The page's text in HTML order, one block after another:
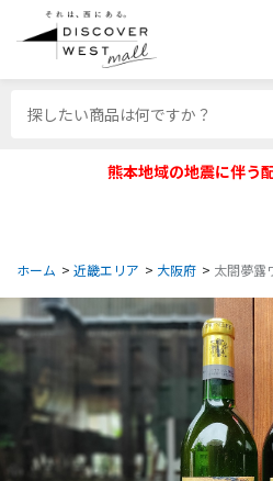
熊本地域の地震に伴う
ホーム > 近畿エリア > 大阪府 > 太閤夢露